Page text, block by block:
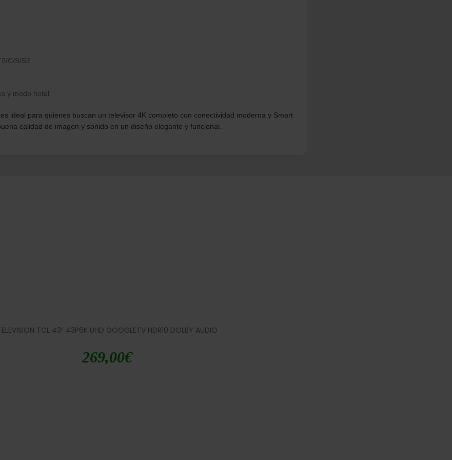
C/S/S2
y modo hotel
es ideal para quienes buscan un televisor 4K completo con conectividad moderna y Smart
calidad de imagen y sonido en un diseño elegante y funcional.
TCL 43″ 43P6K UHD GOOGLETV HDR10 DOLBY AUDIO
269,00€